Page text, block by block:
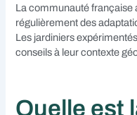
La communauté française
régulièrement des
Les jardiniers
conseils à leur contexte
Quelle est